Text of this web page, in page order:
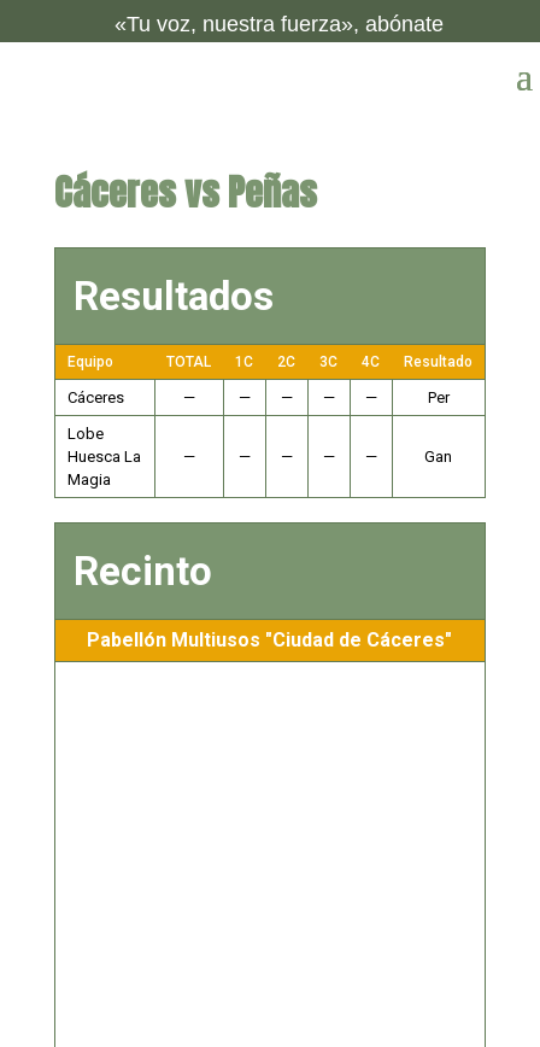
«Tu voz, nuestra fuerza», abónate
Cáceres vs Peñas
Resultados
Equipo TOTAL 1C 2C 3C 4C Resultado
Cáceres — — — — —
Per
Lobe
Huesca La
Magia
— — — — — Gan
Recinto
Pabellón Multiusos "Ciudad de Cáceres"